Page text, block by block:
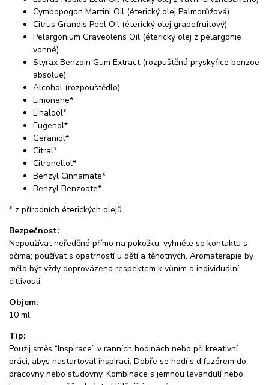
Cymbopogon Martini Oil (éterický olej Palmorůžová)
Citrus Grandis Peel Oil (éterický olej grapefruitový)
Pelargonium Graveolens Oil (éterický olej z pelargonie
vonné)
Styrax Benzoin Gum Extract (rozpuštěná pryskyřice benzoe
absolue)
Alcohol (rozpouštědlo)
Limonene*
Linalool*
Eugenol*
Geraniol*
Citral*
Citronellol*
Benzyl Cinnamate*
Benzyl Benzoate*
* z přírodních éterických olejů
Bezpečnost:
Nepoužívat neředěné přímo na pokožku; vyhněte se kontaktu s
očima; používat s opatrností u dětí a těhotných. Aromaterapie by
měla být vždy doprovázena respektem k vůním a individuální
citlivosti.
Objem:
10 ml
Tip:
Použij směs “Inspirace” v ranních hodinách nebo při kreativní
práci, abys nastartoval inspiraci. Dobře se hodí s difuzérem do
pracovny nebo studovny. Kombinace s jemnou levandulí nebo